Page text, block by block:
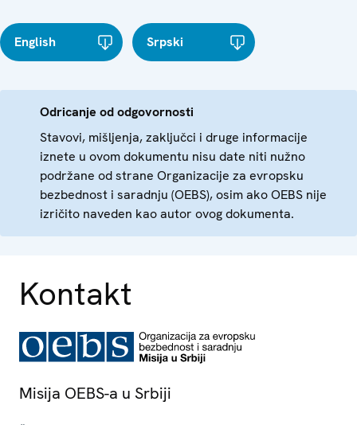
English Srpski
Odricanje od odgovornosti
Stavovi, mišljenja, zaključci i druge informacije
iznete u ovom dokumentu nisu date niti nužno
podržane od strane Organizacije za evropsku
bezbednost i saradnju (OEBS), osim ako OEBS nije
izričito naveden kao autor ovog dokumenta.
Kontakt
Misija OEBS-a u Srbiji